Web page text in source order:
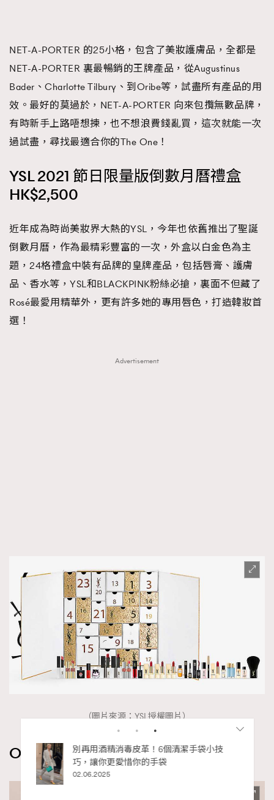
NET-A-PORTER 的25小格，包含了美妝護膚品，全都是
NET-A-PORTER 裏最暢銷的王牌產品，從Augustinus
Bader、Charlotte Tilbury、到Oribe等，試盡所有產品的用
效。最好的莫過於，NET-A-PORTER 向來包攬無數品牌，
有時新手上路唔想揀，也不想浪費錢亂買，這次就能一次
過試盡，尋找最適合你的The One！
YSL 2021 節日限量版倒數月曆禮盒
HK$2,500
近年成為時尚美妝界大熱的YSL，今年也依舊推出了聖誕
倒數月曆，作為最精彩豐富的一次，外盒以白金色為主
題，24格禮盒中裝有品牌的皇牌產品，包括唇膏、護膚
品、香水等，YSL和BLACKPINK粉絲必搶，裏面不但藏了
Rosé最愛用精華外，更有許多她的專用唇色，打造韓妝首
選！
Advertisement
（圖片來源：YSL授權圖片）
OTO CBD聖誕倒數月曆 HK$ 2,898
的顯
別再用酒精消毒皮革！6個清潔手袋小技
巧，讓你更愛惜你的手袋
02.06.2025